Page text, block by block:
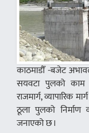
काठमाडौँ -बजेट
सयवटा पुलको काम
राजमार्ग, व्यापारिक
ठूला पुलको निर्माण
जनाएको छ ।